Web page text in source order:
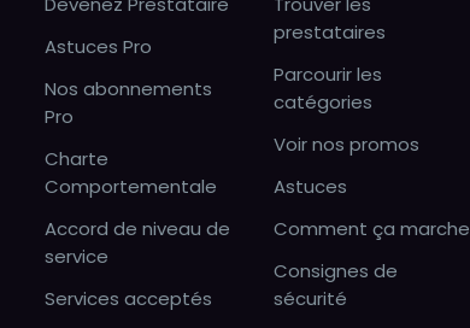
Astuces Pro
Nos abonnements
Pro
Charte
Comportementale
Accord de niveau de
service
Services acceptés
prestataires
Parcourir les
catégories
Voir nos promos
Astuces
Comment ça marche
Consignes de
sécurité